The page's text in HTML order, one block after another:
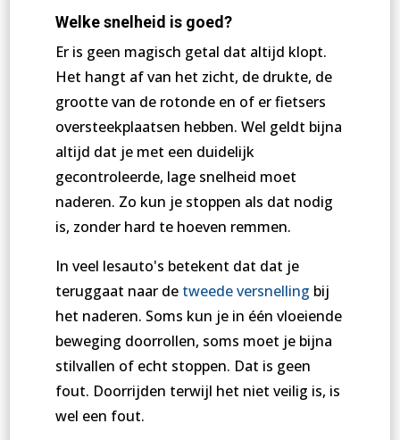
Welke snelheid is goed?
Er is geen magisch getal dat altijd klopt.
Het hangt af van het zicht, de drukte, de
grootte van de rotonde en of er fietsers
oversteekplaatsen hebben. Wel geldt bijna
altijd dat je met een duidelijk
gecontroleerde, lage snelheid moet
naderen. Zo kun je stoppen als dat nodig
is, zonder hard te hoeven remmen.
In veel lesauto's betekent dat dat je
teruggaat naar de tweede versnelling bij
het naderen. Soms kun je in één vloeiende
beweging doorrollen, soms moet je bijna
stilvallen of echt stoppen. Dat is geen
fout. Doorrijden terwijl het niet veilig is, is
wel een fout.